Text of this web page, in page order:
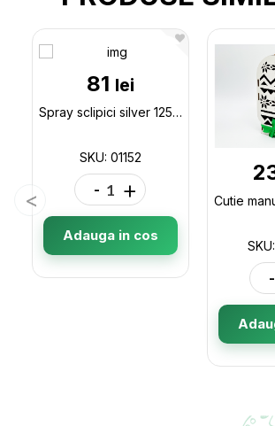
81 lei
Spray sclipici silver 125ml 01152
SKU: 01152
- +
Adauga in cos
-